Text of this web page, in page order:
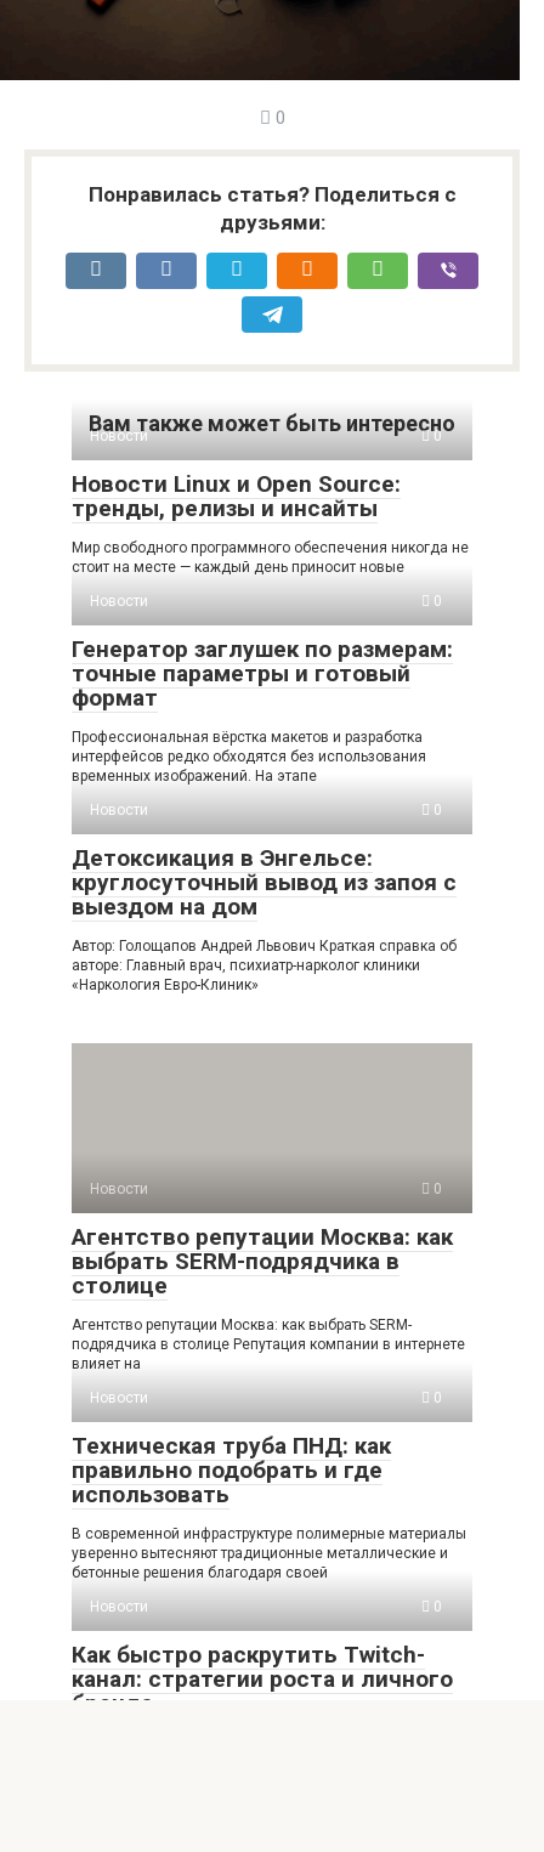
0
Понравилась статья? Поделиться с
друзьями:
Вам также может быть интересно
Новости 0
Новости Linux и Open Source:
тренды, релизы и инсайты
Мир свободного программного обеспечения никогда не
стоит на месте — каждый день приносит новые
Новости
0
Генератор заглушек по размерам:
точные параметры и готовый
формат
Профессиональная вёрстка макетов и разработка
интерфейсов редко обходятся без использования
временных изображений. На этапе
Новости
0
Детоксикация в Энгельсе:
круглосуточный вывод из запоя с
выездом на дом
Автор: Голощапов Андрей Львович Краткая справка об
авторе: Главный врач, психиатр-нарколог клиники
«Наркология Евро-Клиник»
Новости 0
Агентство репутации Москва: как
выбрать SERM-подрядчика в
столице
Агентство репутации Москва: как выбрать SERM-
подрядчика в столице Репутация компании в интернете
влияет на
Новости
0
Техническая труба ПНД: как
правильно подобрать и где
использовать
В современной инфраструктуре полимерные материалы
уверенно вытесняют традиционные металлические и
бетонные решения благодаря своей
Новости
0
Как быстро раскрутить Twitch-
канал: стратегии роста и личного
бренда